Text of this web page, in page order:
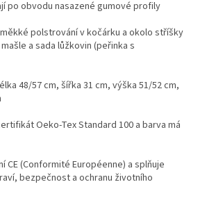
po obvodu nasazené gumové profily
polstrování v kočárku a okolo stříšky
a sada lůžkovin (peřinka s
48/57 cm, šířka 31 cm, výška 51/52 cm,
Oeko-Tex Standard 100 a barva má
CE (Conformité Européenne) a splňuje
bezpečnost a ochranu životního